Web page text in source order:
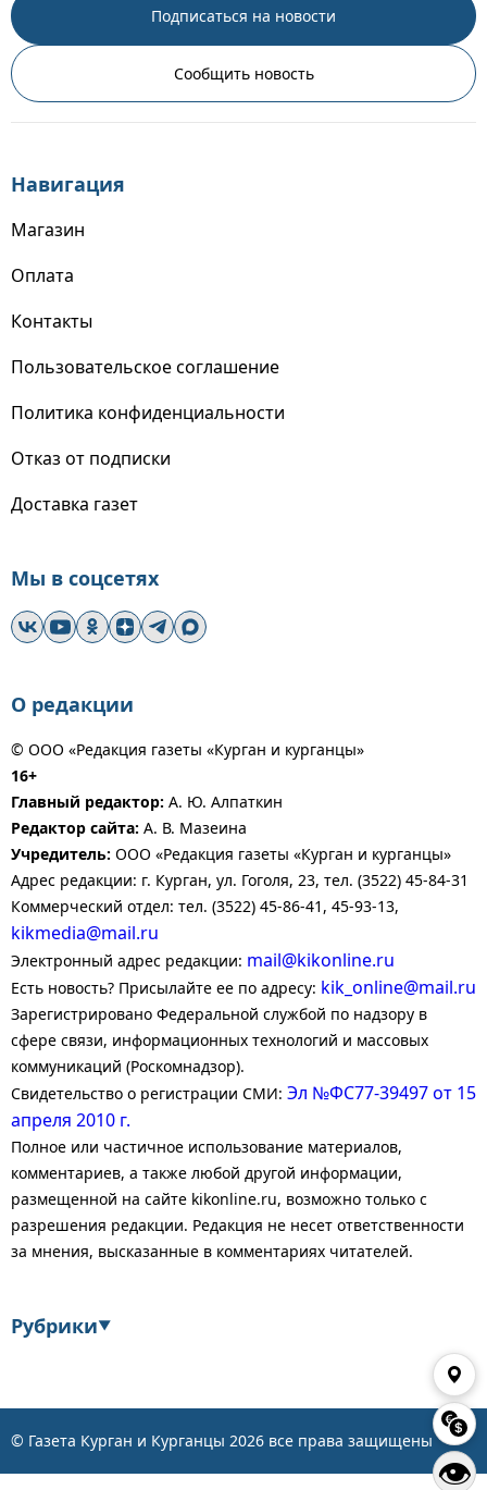
👁
Подписаться на новости
Сообщить новость
Навигация
Магазин
Оплата
Контакты
Пользовательское соглашение
Политика конфиденциальности
Отказ от подписки
Доставка газет
Мы в соцсетях
О редакции
© ООО «Редакция газеты «Курган и курганцы»
16+
Главный редактор: А. Ю. Алпаткин
Редактор сайта: А. В. Мазеина
Учредитель: ООО «Редакция газеты «Курган и курганцы»
Адрес редакции: г. Курган, ул. Гоголя, 23, тел. (3522) 45-84-31
Коммерческий отдел: тел. (3522) 45-86-41, 45-93-13,
kikmedia@mail.ru
Электронный адрес редакции: mail@kikonline.ru
Есть новость? Присылайте ее по адресу: kik_online@mail.ru
Зарегистрировано Федеральной службой по надзору в
сфере связи, информационных технологий и массовых
коммуникаций (Роскомнадзор).
Свидетельство о регистрации СМИ: Эл №ФС77-39497 от 15
апреля 2010 г.
Полное или частичное использование материалов,
комментариев, а также любой другой информации,
размещенной на сайте kikonline.ru, возможно только с
разрешения редакции. Редакция не несет ответственности
за мнения, высказанные в комментариях читателей.
Рубрики▼
© Газета Курган и Курганцы 2026 все права защищены